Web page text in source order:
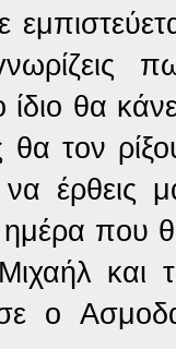
θα
θα τον
να
που
και
ο